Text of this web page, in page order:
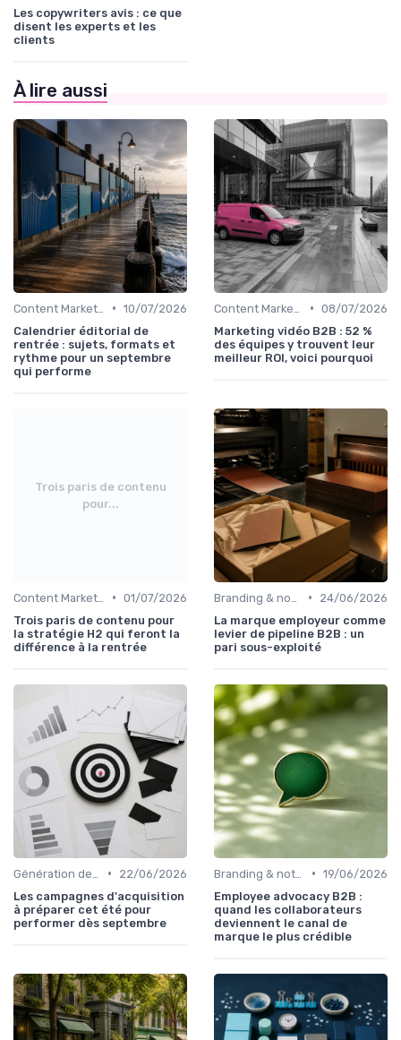
Les copywriters avis : ce que
disent les experts et les
clients
À lire aussi
• 10/07/2026
Calendrier éditorial de
rentrée : sujets, formats et
rythme pour un septembre
qui performe
• 08/07/2026
Marketing vidéo B2B : 52 %
des équipes y trouvent leur
meilleur ROI, voici pourquoi
Trois paris de contenu
pour...
• 01/07/2026
Trois paris de contenu pour
la stratégie H2 qui feront la
différence à la rentrée
•
24/06/2026
La marque employeur comme
levier de pipeline B2B : un
pari sous-exploité
•
22/06/2026
Les campagnes d'acquisition
à préparer cet été pour
performer dès septembre
• 19/06/2026
Employee advocacy B2B :
quand les collaborateurs
deviennent le canal de
marque le plus crédible